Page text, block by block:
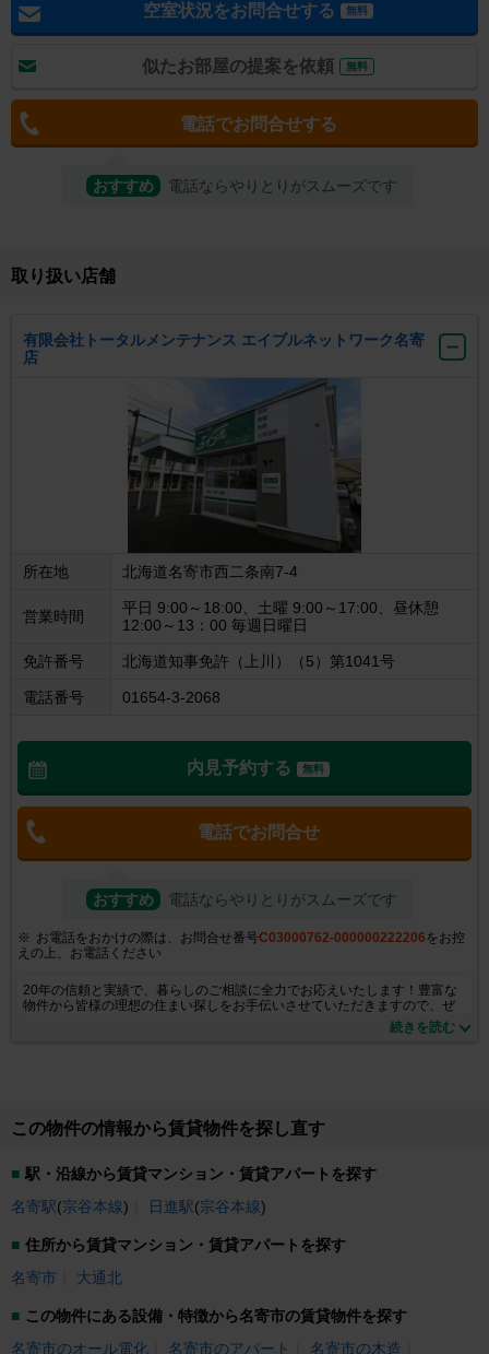
空室状況をお問合せする 無料
似たお部屋の提案を依頼 無料
電話でお問合せする
おすすめ 電話ならやりとりがスムーズです
取り扱い店舗
有限会社トータルメンテナンス エイブルネットワーク名寄
店
所在地 北海道名寄市西二条南7-4
営業時間
平日 9:00～18:00、土曜 9:00～17:00、昼休憩
12:00～13：00 毎週日曜日
免許番号 北海道知事免許（上川）（5）第1041号
電話番号 01654-3-2068
内見予約する 無料
電話でお問合せ
おすすめ 電話ならやりとりがスムーズです
お電話をおかけの際は、お問合せ番号C03000762-000000222206 をお控
えの上、お電話ください
20年の信頼と実績で、暮らしのご相談に全力でお応えいたします！豊富な
物件から皆様の理想の住まい探しをお手伝いさせていただきますので、ぜ
続きを読む
この物件の情報から賃貸物件を探し直す
駅・沿線から賃貸マンション・賃貸アパートを探す
名寄駅(宗谷本線) 日進駅(宗谷本線)
住所から賃貸マンション・賃貸アパートを探す
名寄市
大通北
この物件にある設備・特徴から名寄市の賃貸物件を探す
名寄市のオール電化
名寄市のアパート 名寄市の木造